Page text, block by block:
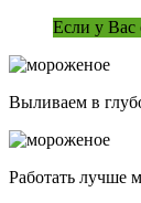
Если у Вас
Выливаем в
Работать лучше